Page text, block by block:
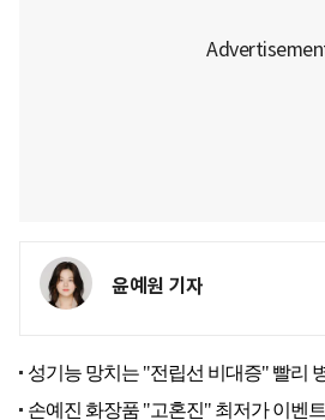
윤예원 기자